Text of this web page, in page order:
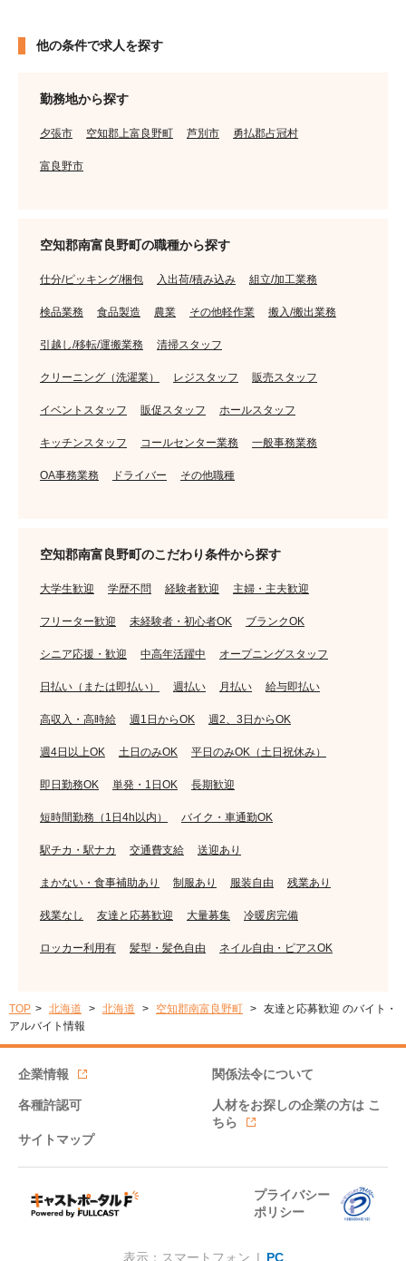
他の条件で求人を探す
勤務地から探す
夕張市 空知郡上富良野町 芦別市 勇払郡占冠村
富良野市
空知郡南富良野町の職種から探す
仕分/ピッキング/梱包 入出荷/積み込み 組立/加工業務
検品業務 食品製造 農業 その他軽作業 搬入/搬出業務
引越し/移転/運搬業務 清掃スタッフ
クリーニング（洗濯業） レジスタッフ 販売スタッフ
イベントスタッフ 販促スタッフ ホールスタッフ
キッチンスタッフ コールセンター業務 一般事務業務
OA事務業務 ドライバー その他職種
空知郡南富良野町のこだわり条件から探す
大学生歓迎 学歴不問 経験者歓迎 主婦・主夫歓迎
フリーター歓迎 未経験者・初心者OK ブランクOK
シニア応援・歓迎 中高年活躍中 オープニングスタッフ
日払い（または即払い） 週払い 月払い 給与即払い
高収入・高時給 週1日からOK 週2、3日からOK
週4日以上OK 土日のみOK 平日のみOK（土日祝休み）
即日勤務OK 単発・1日OK 長期歓迎
短時間勤務（1日4h以内） バイク・車通勤OK
駅チカ・駅ナカ 交通費支給 送迎あり
まかない・食事補助あり 制服あり 服装自由 残業あり
残業なし 友達と応募歓迎 大量募集 冷暖房完備
ロッカー利用有 髪型・髪色自由 ネイル自由・ピアスOK
TOP 北海道 北海道 空知郡南富良野町
友達と応募歓迎 のバイト・
アルバイト情報
企業情報 関係法令について
各種許認可 人材をお探しの企業の方は こ
ちら
サイトマップ
プライバシー
ポリシー
表示：スマートフォン | PC